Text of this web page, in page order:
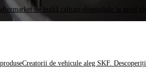
de înaltă calitate disponibile la nivel
Creatorii de vehicule aleg SKF.